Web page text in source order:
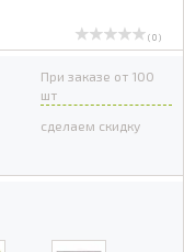
( 0 )
При заказе от 100
шт
сделаем скидку